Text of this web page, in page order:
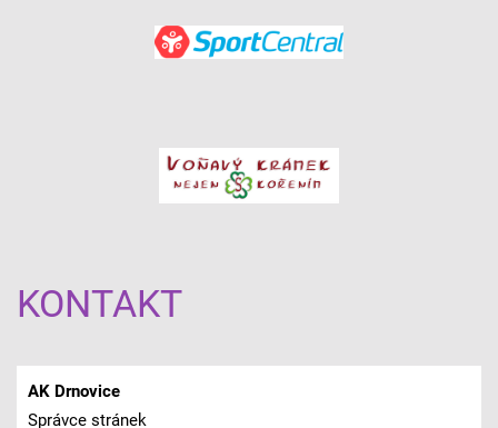
KONTAKT
AK Drnovice
Správce stránek